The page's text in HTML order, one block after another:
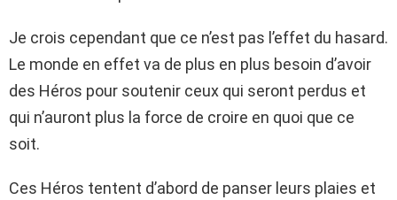
Je crois cependant que ce n’est pas l’effet du hasard.
Le monde en effet va de plus en plus besoin d’avoir
des Héros pour soutenir ceux qui seront perdus et
qui n’auront plus la force de croire en quoi que ce
soit.
Ces Héros tentent d’abord de panser leurs plaies et